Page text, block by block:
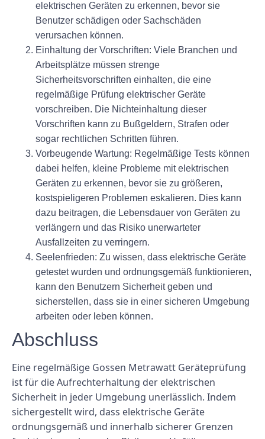
elektrischen Geräten zu erkennen, bevor sie
Benutzer schädigen oder Sachschäden
verursachen können.
Einhaltung der Vorschriften: Viele Branchen und
Arbeitsplätze müssen strenge
Sicherheitsvorschriften einhalten, die eine
regelmäßige Prüfung elektrischer Geräte
vorschreiben. Die Nichteinhaltung dieser
Vorschriften kann zu Bußgeldern, Strafen oder
sogar rechtlichen Schritten führen.
Vorbeugende Wartung: Regelmäßige Tests können
dabei helfen, kleine Probleme mit elektrischen
Geräten zu erkennen, bevor sie zu größeren,
kostspieligeren Problemen eskalieren. Dies kann
dazu beitragen, die Lebensdauer von Geräten zu
verlängern und das Risiko unerwarteter
Ausfallzeiten zu verringern.
Seelenfrieden: Zu wissen, dass elektrische Geräte
getestet wurden und ordnungsgemäß funktionieren,
kann den Benutzern Sicherheit geben und
sicherstellen, dass sie in einer sicheren Umgebung
arbeiten oder leben können.
Abschluss
Eine regelmäßige Gossen Metrawatt Geräteprüfung
ist für die Aufrechterhaltung der elektrischen
Sicherheit in jeder Umgebung unerlässlich. Indem
sichergestellt wird, dass elektrische Geräte
ordnungsgemäß und innerhalb sicherer Grenzen